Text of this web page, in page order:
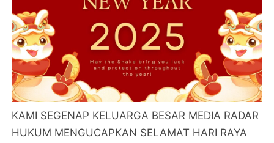
KAMI SEGENAP KELUARGA BESAR MEDIA RADAR
HUKUM MENGUCAPKAN SELAMAT HARI RAYA